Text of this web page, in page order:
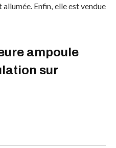
allumée. Enfin, elle est vendue
ampoule
sur